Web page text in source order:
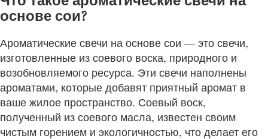
основе сои?
Ароматические свечи на основе сои — это свечи,
изготовленные из соевого воска, природного и
возобновляемого ресурса. Эти свечи наполнены
ароматами, которые добавят приятный аромат в
ваше жилое пространство. Соевый воск,
полученный из соевого масла, известен своим
чистым горением и экологичностью, что делает его